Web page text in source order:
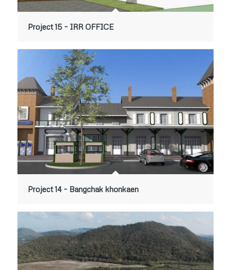
Project 15 – IRR OFFICE
Project 14 – Bangchak khonkaen